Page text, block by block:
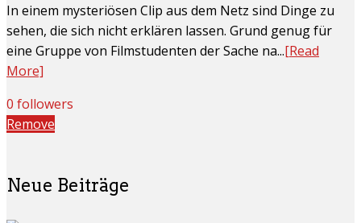
In einem mysteriösen Clip aus dem Netz sind Dinge zu
sehen, die sich nicht erklären lassen. Grund genug für
eine Gruppe von Filmstudenten der Sache na...[Read
More]
0 followers
Remove
Neue Beiträge